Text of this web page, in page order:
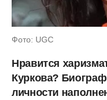
Фото: UGC
Нравится
Куркова?
личности